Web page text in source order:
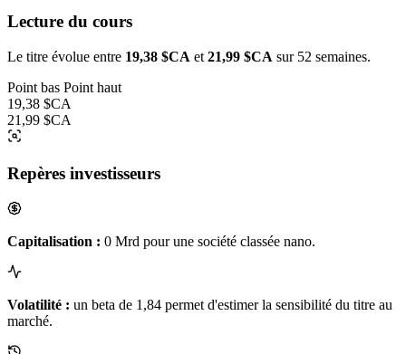
Lecture du cours
Le titre évolue entre 19,38 $CA et 21,99 $CA sur 52 semaines.
Point bas Point haut
19,38 $CA
21,99 $CA
Repères investisseurs
Capitalisation : 0 Mrd pour une société classée nano.
Volatilité : un beta de 1,84 permet d'estimer la sensibilité du titre au
marché.